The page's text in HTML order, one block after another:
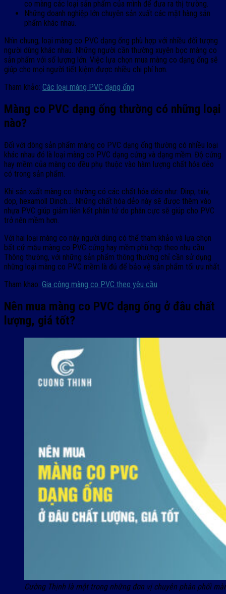
co màng các loại sản phẩm của mình để đưa ra thị trường.
Những doanh nghiệp lớn chuyên sản xuất các mặt hàng sản
phẩm khác nhau.
Nhìn chung, loại màng co PVC dạng ống phù hợp với nhiều đối tượng
người dùng khác nhau. Những người cần thường xuyên bọc màng co
sản phẩm với số lượng lớn. Việc lựa chọn mua màng co dạng ống sẽ
giúp cho mọi người tiết kiệm được nhiều chi phí hơn.
Tham khảo: Các loại màng PVC dạng ống
Màng co PVC dạng ống thường có những loại
nào?
Đối với dòng sản phẩm màng co PVC dạng ống thường có nhiều loại
khác nhau đó là loại màng co PVC dạng cứng và dạng mềm. Độ cứng
hay mềm của màng co đều phụ thuộc vào hàm lượng chất hóa dẻo
có trong sản phẩm.
Khi sản xuất màng co thường có các chất hóa dẻo như: Dinp, txiv,
dop, hexamoll Dinch…. Những chất hóa dẻo này sẽ được thêm vào
nhựa PVC giúp giảm liên kết phân tử do phân cực sẽ giúp cho PVC
trở nên mềm hơn.
Với hai loại màng co này người dùng có thể tham khảo và lựa chọn
bất cứ mẫu màng co PVC cứng hay mềm phù hợp theo nhu cầu.
Thông thường, với những sản phẩm thông thường chỉ cần sử dụng
những loại màng co PVC mềm là đủ để bảo vệ sản phẩm tối ưu nhất.
Tham khao: Gia công màng co PVC theo yêu cầu
Nên mua màng co PVC dạng ống ở đâu chất
lượng, giá tốt?
Cường Thịnh là một trong những đơn vị chuyên phân phối